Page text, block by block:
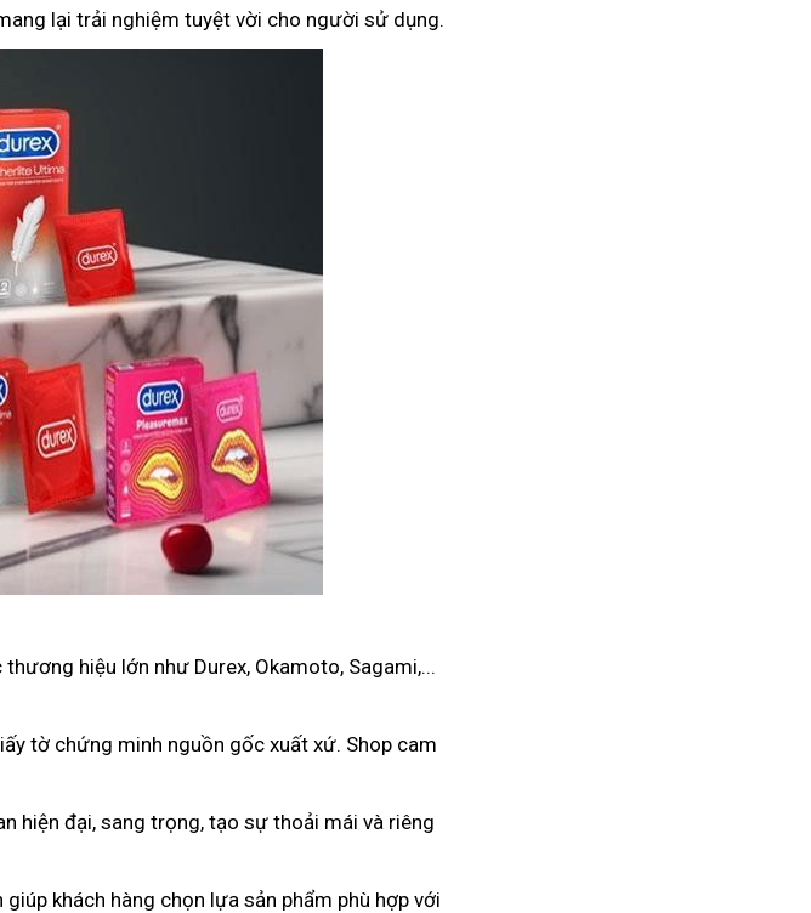
lại trải nghiệm tuyệt vời cho người sử dụng.
hiệu lớn như Durex, Okamoto, Sagami,...
tờ chứng minh nguồn gốc xuất xứ. Shop cam
hiện đại, sang trọng, tạo sự thoải mái và riêng
khách hàng chọn lựa sản phẩm phù hợp với